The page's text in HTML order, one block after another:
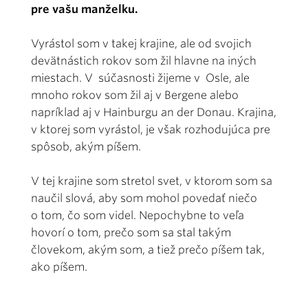
pre vašu manželku.
Vyrástol som v takej krajine, ale od svojich
devätnástich rokov som žil hlavne na iných
miestach. V súčasnosti žijeme v Osle, ale
mnoho rokov som žil aj v Bergene alebo
napríklad aj v Hainburgu an der Donau. Krajina,
v ktorej som vyrástol, je však rozhodujúca pre
spôsob, akým píšem.
V tej krajine som stretol svet, v ktorom som sa
naučil slová, aby som mohol povedať niečo
o tom, čo som videl. Nepochybne to veľa
hovorí o tom, prečo som sa stal takým
človekom, akým som, a tiež prečo píšem tak,
ako píšem.